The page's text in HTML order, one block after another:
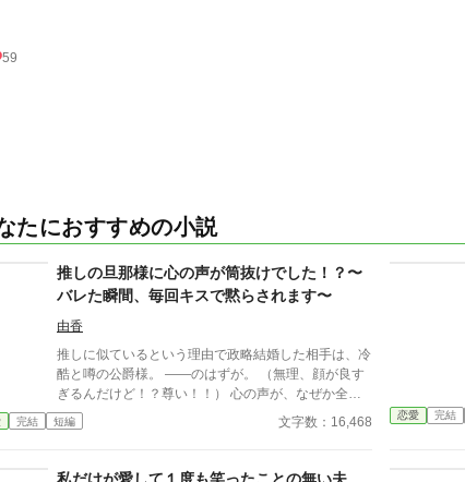
59
たにおすすめの小説
推しの旦那様に心の声が筒抜けでした！？〜
バレた瞬間、毎回キスで黙らされます〜
由香
推しに似ているという理由で政略結婚した相手は、冷
酷と噂の公爵様。 ――のはずが。 （無理、顔が良す
ぎるんだけど！？尊い！！） 心の声が、なぜか全部
本人に聞こえていた。 必死に取り繕うも時すでに遅
し。 暴走する脳内実況を止めるたび、旦那様はなぜ
い」 いや全然よくないです！！むしろ悪化してま
完結 短編 文字数：16,468 恋愛 完結